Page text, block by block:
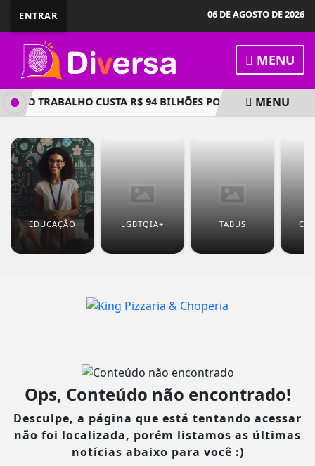
ENTRAR 06 DE AGOSTO DE 2026
MENU
NO TRABALHO CUSTA R$ 94 BILHÕES POR ANO ÀMENU
EDUCAÇÃO LGBTQIA+ TABUS
Ops, Conteúdo não encontrado!
Desculpe, a página que está tentando acessar
não foi localizada, porém listamos as últimas
notícias abaixo para você :)